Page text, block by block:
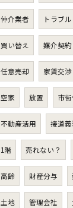
仲介業者 トラブル
買い替え 媒介契約
任意売却 家賃交渉
空家 放置 市
不動産活用 接道
1階 売れない？
高齢 財産分与
土地 管理会社